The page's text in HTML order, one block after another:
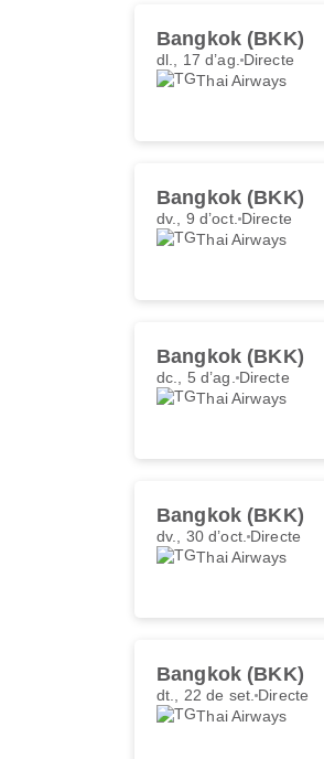
Bangkok (BKK)
dl., 17 d’ag. Directe
Thai Airways
Bangkok (BKK)
dv., 9 d’oct. Directe
Thai Airways
Bangkok (BKK)
dc., 5 d’ag. Directe
Thai Airways
Bangkok (BKK)
dv., 30 d’oct. Directe
Thai Airways
Bangkok (BKK)
dt., 22 de set. Directe
Thai Airways